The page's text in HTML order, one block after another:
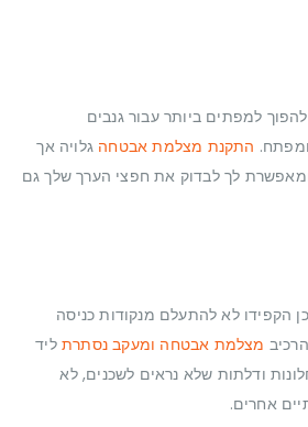
למפתים ביותר עבור גנבים
התקנת מצלמת אבטחה גלויה אך
לך לבדוק את חפצי הערך שלך גם
הקפידו לא להתעלם מנקודות כניסה
מצלמת אבטחה ומעקב נסתרת ליד
ודלתות שלא נראים לשכנים, לא
אחרים.